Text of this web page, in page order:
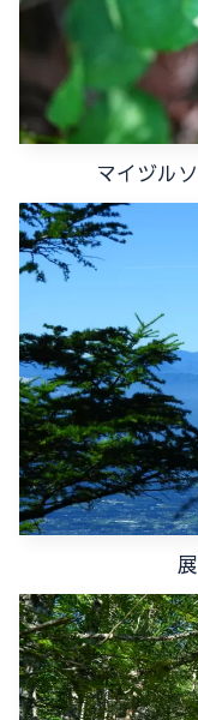
マイヅル